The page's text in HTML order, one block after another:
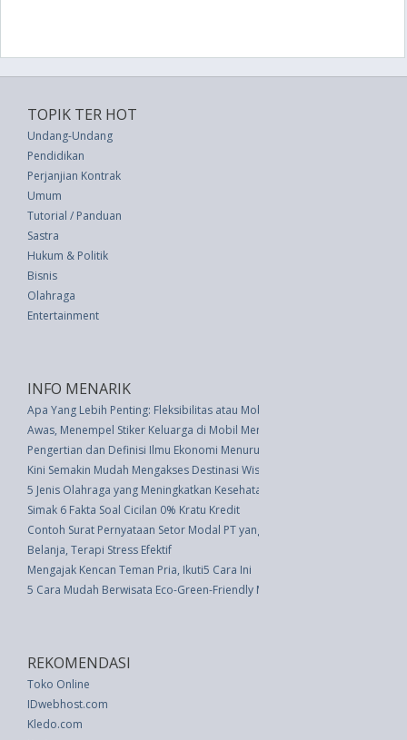
TOPIK TER HOT
Undang-Undang
Pendidikan
Perjanjian Kontrak
Umum
Tutorial / Panduan
Sastra
Hukum & Politik
Bisnis
Olahraga
Entertainment
INFO MENARIK
Apa Yang Lebih Penting: Fleksibilitas atau Mobilitas?
Awas, Menempel Stiker Keluarga di Mobil Mengundang Kejahatan
Pengertian dan Definisi Ilmu Ekonomi Menurut Para Ahli
Kini Semakin Mudah Mengakses Destinasi Wisata Papua
5 Jenis Olahraga yang Meningkatkan Kesehatan Otak
Simak 6 Fakta Soal Cicilan 0% Kratu Kredit
Contoh Surat Pernyataan Setor Modal PT yang Baru
Belanja, Terapi Stress Efektif
Mengajak Kencan Teman Pria, Ikuti5 Cara Ini
5 Cara Mudah Berwisata Eco-Green-Friendly Musim Panas Ini
REKOMENDASI
Toko Online
IDwebhost.com
Kledo.com